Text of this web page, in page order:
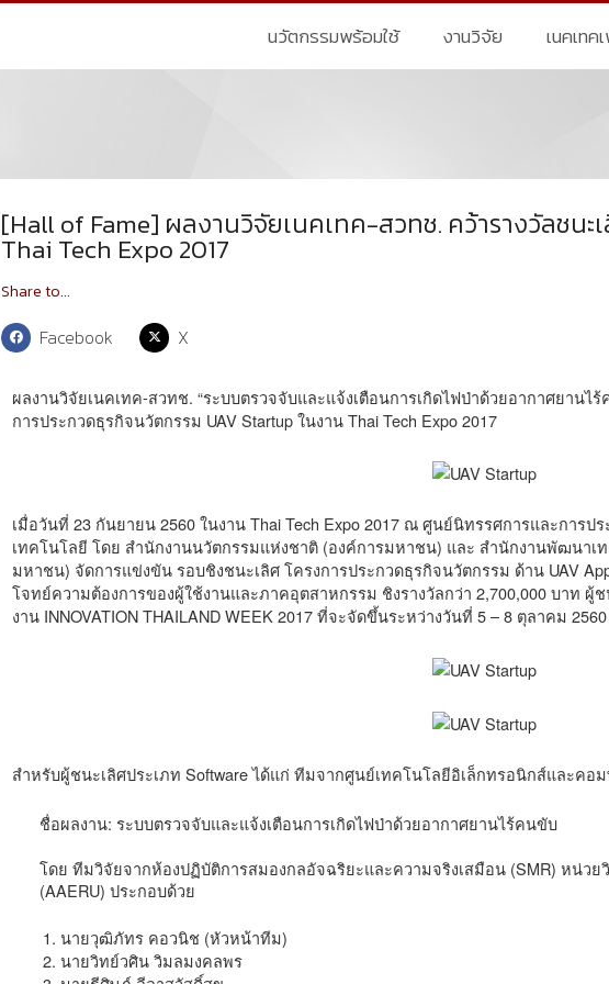
นวัตกรรมพร้อมใช้ งานวิจัย เนคเท
[Hall of Fame] ผลงานวิจัยเนคเทค-สวทช. คว้ารางวัลชนะ
Thai Tech Expo 2017
Share to...
Facebook X
ผลงานวิจัยเนคเทค-สวทช. “ระบบตรวจจับและแจ้งเตือนการเกิดไฟป่าด้วยอากาศยานไ
การประกวดธุรกิจนวัตกรรม UAV Startup ในงาน Thai Tech Expo 2017
เมื่อวันที่ 23 กันยายน 2560 ในงาน Thai Tech Expo 2017 ณ ศูนย์นิทรรศการและการป
เทคโนโลยี โดย สำนักงานนวัตกรรมแห่งชาติ (องค์การมหาชน) และ สำนักงานพัฒนาเ
มหาชน) จัดการแข่งขัน รอบชิงชนะเลิศ โครงการประกวดธุรกิจนวัตกรรม ด้าน UAV
โจทย์ความต้องการของผู้ใช้งานและภาคอุตสาหกรรม ชิงรางวัลกว่า 2,700,000 บาท ผู้
งาน INNOVATION THAILAND WEEK 2017 ที่จะจัดขึ้นระหว่างวันที่ 5 – 8 ตุลาคม
สำหรับผู้ชนะเลิศประเภท Software ได้แก่ ทีมจากศูนย์เทคโนโลยีอิเล็กทรอนิกส์และคอ
ชื่อผลงาน: ระบบตรวจจับและแจ้งเตือนการเกิดไฟป่าด้วยอากาศยานไร้คนขับ
โดย ทีมวิจัยจากห้องปฏิบัติการสมองกลอัจฉริยะและความจริงเสมือน (SMR) หน่ว
(AAERU) ประกอบด้วย
นายวุฒิภัทร คอวนิช (หัวหน้าทีม)
นายวิทย์วศิน วิมลมงคลพร